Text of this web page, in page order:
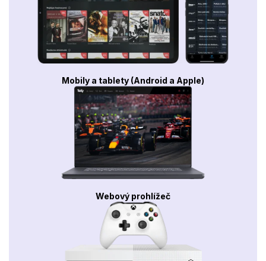
Mobily a tablety (Android a Apple)
Webový prohlížeč